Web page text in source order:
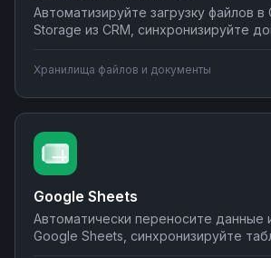
Автоматизируйте загрузку файлов в
Storage из CRM, синхронизируйте
уведомления о новых файлах в
Создавайте интеграции облачного
программирования на Nodul.
Хранилища файлов и документы
Google Sheets
Автоматически переносите данные
Google Sheets, синхронизируйте